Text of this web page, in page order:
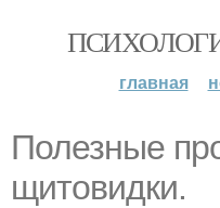
главная
Полезные
щитовидки.